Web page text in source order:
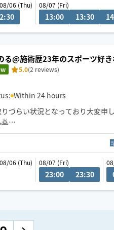
02:00 02:30 03:00
イドのオイル整体🙏
体の疲れはストレスと姿勢疲れで
06 (Thu) 08/07 (Fri)
13:00 13:30
08/08 (Sat)
00:30 21:00
る@施術歴23年のスポーツ好き
ン先生⚾️
5.0(2 reviews)
Within 24 hours
づらい状況となっており大変申
客様一人一人に合わせた施術を
ため女性の方も安心して施術を
より、都内23:00頃より賜って
06 (Thu) 08/07 (Fri)
23:00 23:30